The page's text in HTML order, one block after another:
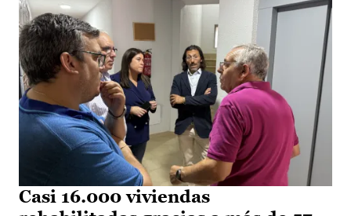
Casi 16.000 viviendas